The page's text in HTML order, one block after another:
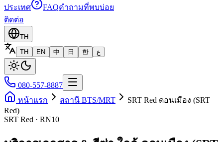
ประเทศ
FAQคำถามที่พบบ่อย
ติดต่อ
TH
TH
EN 中 日 한 ع
080-557-8887
หน้าแรก
สถานี BTS/MRT
SRT Red ดอนเมือง (SRT
Red)
SRT Red · RN10